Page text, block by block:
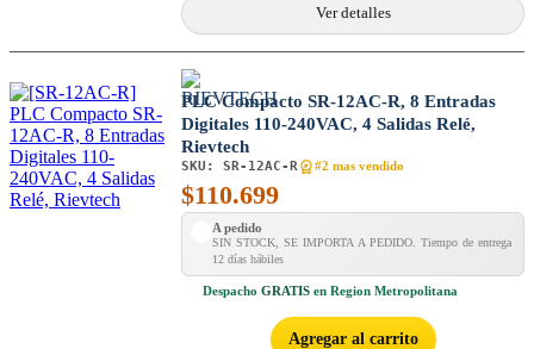
Ver detalles
PLC Compacto SR-12AC-R, 8 Entradas
Digitales 110-240VAC, 4 Salidas Relé,
Rievtech
SKU: SR-12AC-R #2 mas vendido
$110.699
A pedido
SIN STOCK, SE IMPORTA A PEDIDO. Tiempo de entrega
12 días hábiles
Despacho GRATIS en Region Metropolitana
Agregar al carrito